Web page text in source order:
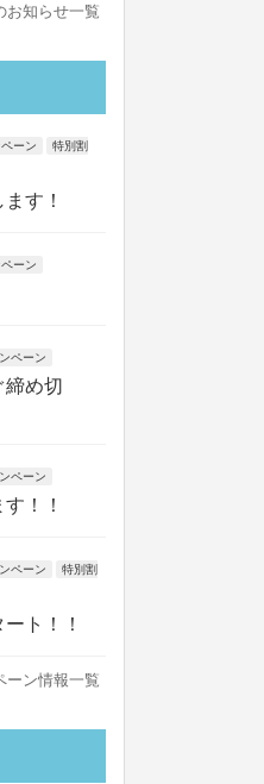
お知らせ一覧
ーン
特別割
す！
ーン
ペーン
締め切
ペーン
！！
ペーン
特別割
ト！！
ーン情報一覧